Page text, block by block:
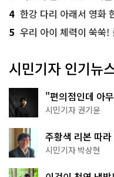
4 한강 다리 아래서 영화
5 우리 아이 체력이 쑥쑥!
시민기자 인기뉴
"편의점인데 아
한 편의점의 정체
시민기자 권기윤
주황색 리본 따
서울둘레길 15코스
시민기자 박상현